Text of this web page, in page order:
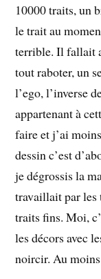
10000 traits, un
le trait au
terrible. Il fallait
tout raboter, un
l’ego, l’inverse
appartenant à
faire et j’ai
dessin c’est
je dégrossis la
travaillait par les
traits fins. Moi,
les décors avec
noircir. Au